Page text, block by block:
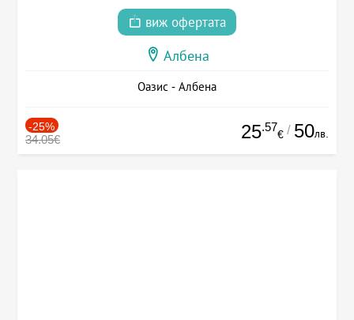
виж офертата
Албена
Оазис - Албена
-25%
34.05€ 25.57
€ / 50лв.